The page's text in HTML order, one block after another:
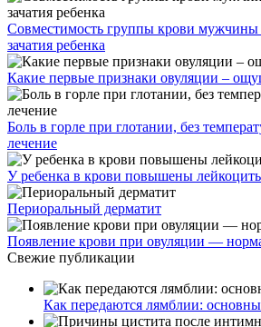
Совместимость группы крови
зачатия ребенка
Какие первые признаки овуляции –
Боль в горле при глотании, без
лечение
У ребенка в крови повышены
Периоральный дерматит
Появление крови при овуляции —
Свежие публикации
Как передаются лямблии: